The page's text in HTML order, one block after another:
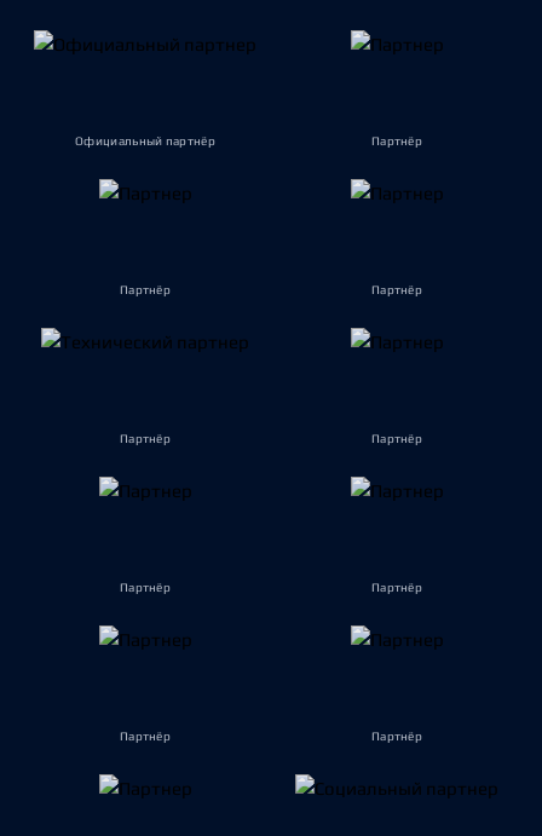
Официальный партнёр Партнёр
Партнёр Партнёр
Партнёр Партнёр
Партнёр Партнёр
Партнёр Партнёр